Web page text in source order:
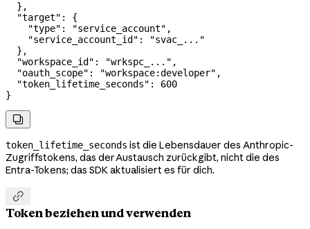
  },
  "target"
: {
    "type"
: "service_account" ,
    "service_account_id"
:
"svac_..."
  },
  "workspace_id"
: "wrkspc_..." ,
  "oauth_scope"
: "workspace:developer" ,
  "token_lifetime_seconds"
: 600
}

token_lifetime_seconds ist die Lebensdauer des Anthropic-
Zugriffstokens, das der Austausch zurückgibt, nicht die des
Entra-Tokens; das SDK aktualisiert es für dich.

Token beziehen und verwenden